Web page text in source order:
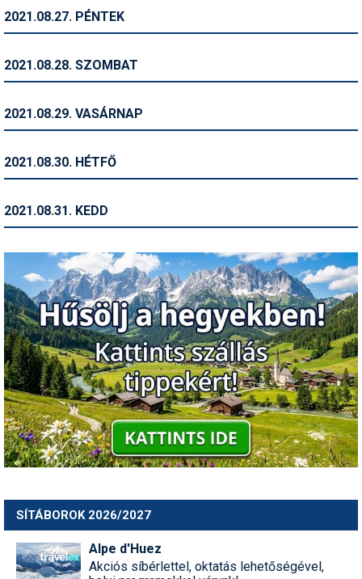
Utazási tippek
2021.08.27. PÉNTEK
2021.08.28. SZOMBAT
2021.08.29. VASÁRNAP
2021.08.30. HÉTFŐ
2021.08.31. KEDD
SÍTÁBOROK 2026/2027
Alpe d'Huez
Akciós síbérlettel, oktatás lehetőségével,